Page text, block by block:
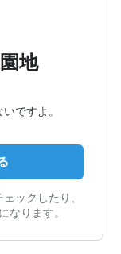
地
ですよ。
ックしたり、
なります。